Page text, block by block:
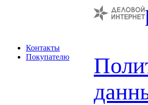
Контакты
Покупателю